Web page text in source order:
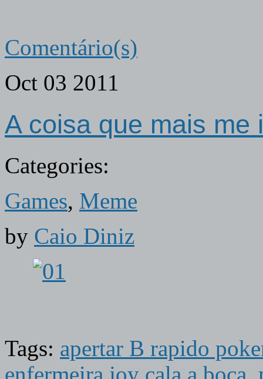
Comentário(s)
Oct 03 2011
A coisa que mais me
Categories:
Games, Meme
by Caio Diniz
Tags: apertar B rapido